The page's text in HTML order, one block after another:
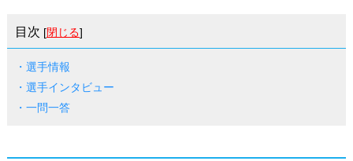
目次 [閉じる]
・選手情報
・選手インタビュー
・一問一答